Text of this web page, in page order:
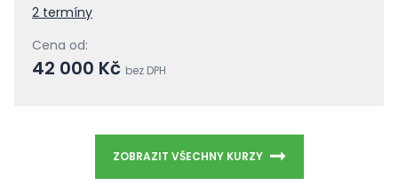
2 termíny
Cena od:
42 000 Kč bez DPH
ZOBRAZIT VŠECHNY KURZY